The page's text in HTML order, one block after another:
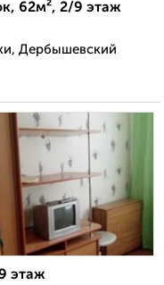
62м², 2/9 этаж
Дербышевский
этаж